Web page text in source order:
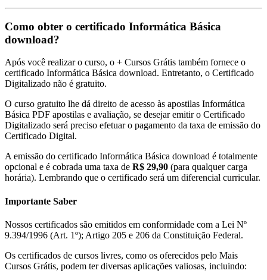
Como obter o certificado Informática Básica
download?
Após você realizar o curso, o + Cursos Grátis também fornece o
certificado Informática Básica download. Entretanto, o Certificado
Digitalizado não é gratuito.
O curso gratuito lhe dá direito de acesso às apostilas Informática
Básica PDF apostilas e avaliação, se desejar emitir o Certificado
Digitalizado será preciso efetuar o pagamento da taxa de emissão do
Certificado Digital.
A emissão do certificado Informática Básica download é totalmente
opcional e é cobrada uma taxa de R$ 29,90 (para qualquer carga
horária). Lembrando que o certificado será um diferencial curricular.
Importante Saber
Nossos certificados são emitidos em conformidade com a Lei Nº
9.394/1996 (Art. 1º); Artigo 205 e 206 da Constituição Federal.
Os certificados de cursos livres, como os oferecidos pelo Mais
Cursos Grátis, podem ter diversas aplicações valiosas, incluindo: